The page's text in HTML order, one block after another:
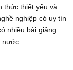
thức thiết yếu và
nghiệp có uy tín
nhiều bài giảng